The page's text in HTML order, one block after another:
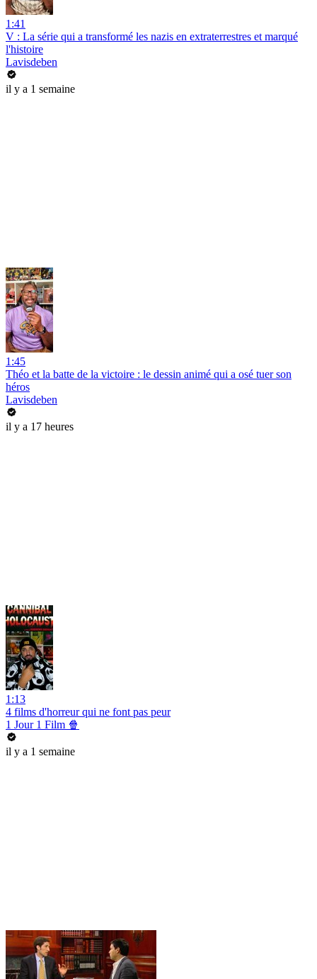
1:41
V : La série qui a transformé les nazis en extraterrestres et marqué
l'histoire
Lavisdeben
il y a 1 semaine
1:45
Théo et la batte de la victoire : le dessin animé qui a osé tuer son
héros
Lavisdeben
il y a 17 heures
1:13
4 films d'horreur qui ne font pas peur
1 Jour 1 Film 🍿
il y a 1 semaine